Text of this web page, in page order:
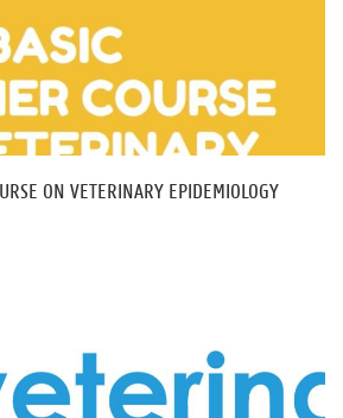
ON VETERINARY EPIDEMIOLOGY